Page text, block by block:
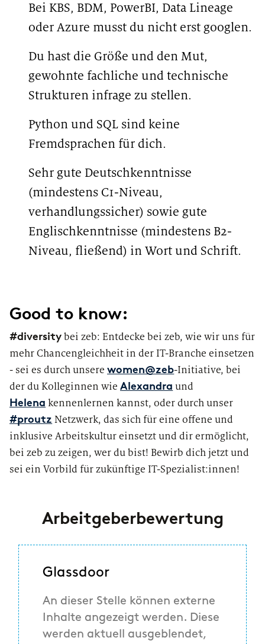
Bei KBS, BDM, PowerBI, Data Lineage
oder Azure musst du nicht erst googlen.
Du hast die Größe und den Mut,
gewohnte fachliche und technische
Strukturen infrage zu stellen.
Python und SQL sind keine
Fremdsprachen für dich.
Sehr gute Deutschkenntnisse
(mindestens C1-Niveau,
verhandlungssicher) sowie gute
Englischkenntnisse (mindestens B2-
Niveau, fließend) in Wort und Schrift.
Good to know:
#diversitybei zeb: Entdecke bei zeb, wie wir uns für
mehr Chancengleichheit in der IT-Branche einsetzen
- sei es durch unsere women@zeb-Initiative, bei
der du Kolleginnen wie Alexandra und
Helena kennenlernen kannst, oder durch unser
#proutz Netzwerk, das sich für eine offene und
inklusive Arbeitskultur einsetzt und dir ermöglicht,
bei zeb zu zeigen, wer du bist! Bewirb dich jetzt und
sei ein Vorbild für zukünftige IT-Spezialist:innen!
Arbeitgeberbewertung
Glassdoor
An dieser Stelle können externe
Inhalte angezeigt werden. Diese
werden aktuell ausgeblendet,